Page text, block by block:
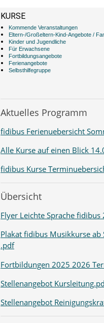
KURSE
Kommende Veranstaltungen
Eltern-/Großeltern-Kind-Angebote /
Kinder und Jugendliche
Für Erwachsene
Fortbildungsangebote
Ferienangebote
Selbsthilfegruppe
Aktuelles Programm
fidibus Ferienuebersicht
Alle Kurse auf einen Blick
fidibus Kurse
Übersicht
Flyer Leichte Sprache
Plakat fidibus Musikkurse
.pdf
Fortbildungen 2025 2026
Stellenangebot
Stellenangebot